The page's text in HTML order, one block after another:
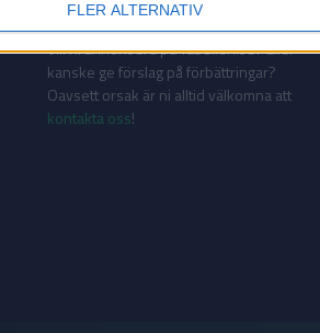
FLER ALTERNATIV
KONTAKT
Vill ni annonsera på Tabellen.se? Eller
kanske ge förslag på förbättringar?
Oavsett orsak är ni alltid välkomna att
kontakta oss!